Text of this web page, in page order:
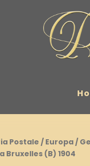
Postale / Europa /
Bruxelles (B) 1904